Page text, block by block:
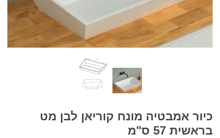
כיור אמבטיה מונח קוריאן לבן מט
בראשית 57 ס"מ